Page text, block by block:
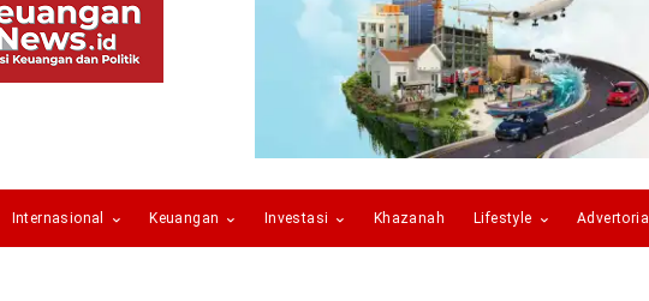
Internasional Keuangan Investasi Khazanah Lifestyle Advertorial